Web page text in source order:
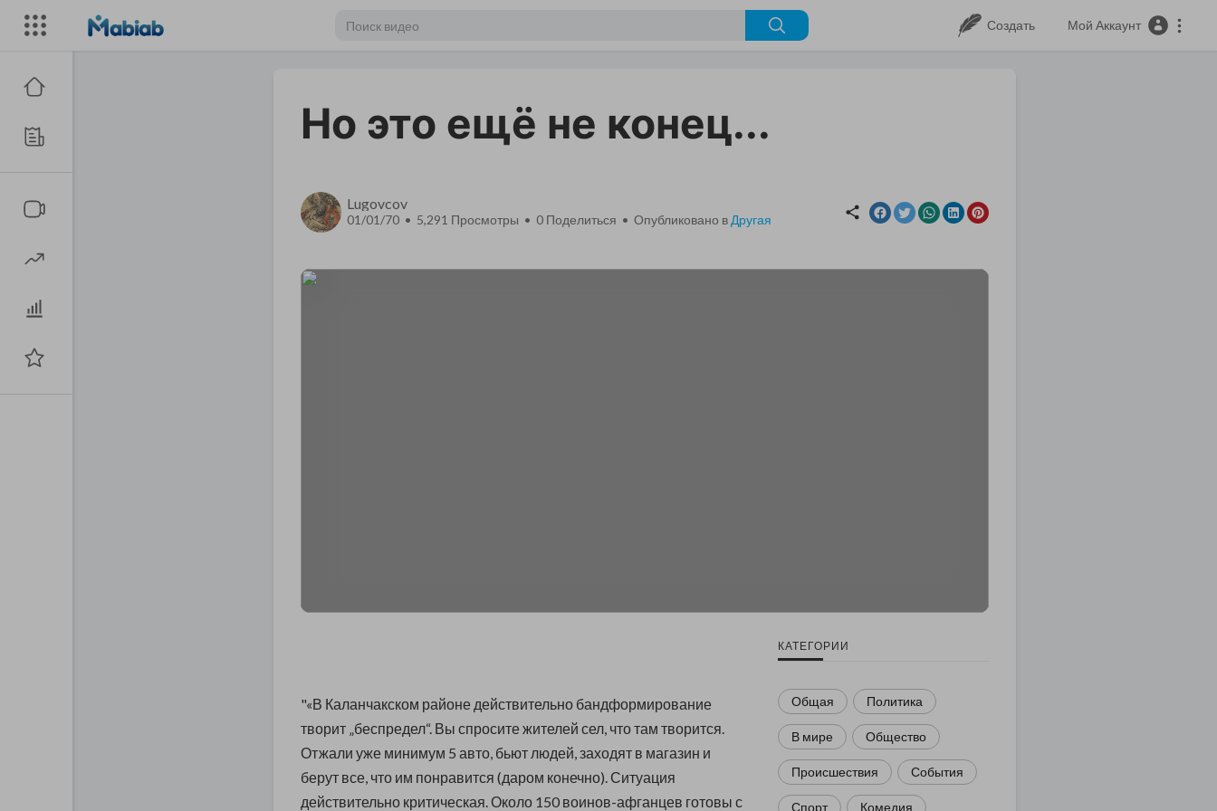
Создать Мой Аккаунт
Но это ещё не конец...
Lugovcov
01/01/70 • 5,291 Просмотры • 0 Поделиться • Опубликовано в Другая
"«В Каланчакском районе действительно бандформирование
творит „беспредел“. Вы спросите жителей сел, что там творится.
Отжали уже минимум 5 авто, бьют людей, заходят в магазин и
берут все, что им понравится (даром конечно). Ситуация
действительно критическая. Около 150 воинов-афганцев готовы с
КАТЕГОРИИ
Общая Политика
В мире Общество
Происшествия События
Спорт Комедия